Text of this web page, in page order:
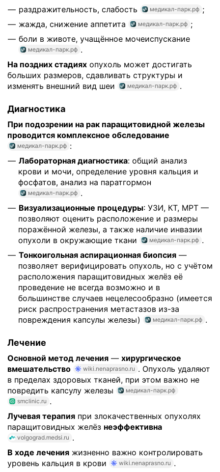
раздражительность, слабость
медикал-парк.рф ;
жажда, снижение аппетита
медикал-парк.рф ;
боли в животе, учащённое мочеиспускание
медикал-парк.рф .
На поздних стадиях опухоль может достигать
больших размеров, сдавливать структуры и
изменять внешний вид шеи
медикал-парк.рф .
Диагностика
При подозрении на рак паращитовидной железы
проводится комплексное обследование
медикал-парк.рф :
Лабораторная диагностика: общий анализ
крови и мочи, определение уровня кальция и
фосфатов, анализ на паратгормон
медикал-парк.рф .
Визуализационные процедуры: УЗИ, КТ, МРТ —
позволяют оценить расположение и размеры
поражённой железы, а также наличие инвазии
опухоли в окружающие ткани
медикал-парк.рф .
Тонкоигольная аспирационная биопсия —
позволяет верифицировать опухоль, но с учётом
расположения паращитовидных желёз её
проведение не всегда возможно и в
большинстве случаев нецелесообразно (имеется
риск распространения метастазов из-за
повреждения капсулы железы)
медикал-парк.рф .
Лечение
Основной метод лечения — хирургическое
вмешательство
wiki.nenaprasno.ru . Опухоль удаляют
в пределах здоровых тканей, при этом важно не
повредить капсулу железы
медикал-парк.рф
smclinic.ru .
Лучевая терапия при злокачественных опухолях
паращитовидных желёз неэффективна
volgograd.medsi.ru .
В ходе лечения жизненно важно контролировать
уровень кальция в крови
wiki.nenaprasno.ru .